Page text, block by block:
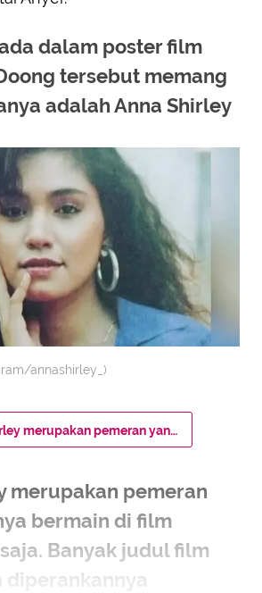
dalam poster film
tersebut memang
adalah Anna Shirley
annashirley_)
Anna Shirley merupakan pemeran yang tak hanya bermain di film Warkop DKI saja. Banyak judul film yang pernah diperankannya
merupakan pemeran
bermain di film
Banyak judul film
diperankannya